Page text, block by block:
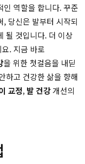
인 역할을 합니다. 꾸준
, 당신은 발부터 시작되
될 것입니다. 더 이상
. 지금 바로
을 위한 첫걸음을 내딛
하고 건강한 삶을 향해
교정, 발 건강개선의